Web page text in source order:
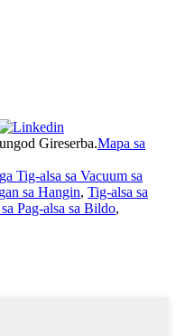
Gireserba.Mapa sa
Tig-alsa sa Vacuum sa
sa Hangin, Tig-alsa sa
Pag-alsa sa Bildo,